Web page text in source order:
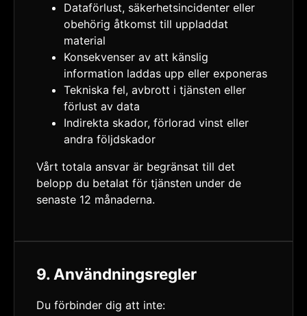
Dataförlust, säkerhetsincidenter eller
obehörig åtkomst till uppladdat
material
Konsekvenser av att känslig
information laddas upp eller exponeras
Tekniska fel, avbrott i tjänsten eller
förlust av data
Indirekta skador, förlorad vinst eller
andra följdskador
Vårt totala ansvar är begränsat till det
belopp du betalat för tjänsten under de
senaste 12 månaderna.
9. Användningsregler
Du förbinder dig att inte: